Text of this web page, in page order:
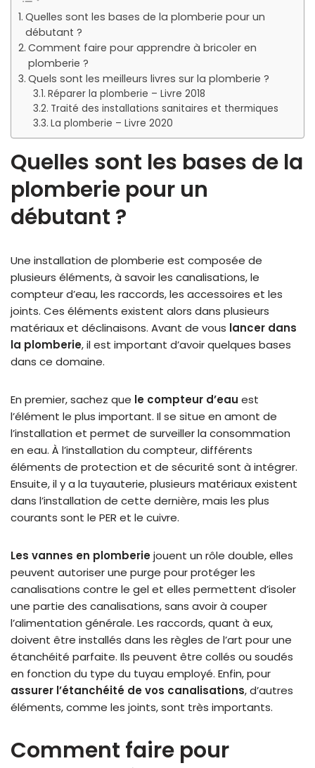
Quelles sont les bases de la plomberie pour un
débutant ?
Comment faire pour apprendre à bricoler en
plomberie ?
Quels sont les meilleurs livres sur la plomberie ?
Réparer la plomberie – Livre 2018
Traité des installations sanitaires et thermiques
La plomberie – Livre 2020
Quelles sont les bases de la
plomberie pour un
débutant ?
Une installation de plomberie est composée de
plusieurs éléments, à savoir les canalisations, le
compteur d’eau, les raccords, les accessoires et les
joints. Ces éléments existent alors dans plusieurs
matériaux et déclinaisons. Avant de vous lancer dans
la plomberie, il est important d’avoir quelques bases
dans ce domaine.
En premier, sachez que le compteur d’eau est
l’élément le plus important. Il se situe en amont de
l’installation et permet de surveiller la consommation
en eau. À l’installation du compteur, différents
éléments de protection et de sécurité sont à intégrer.
Ensuite, il y a la tuyauterie, plusieurs matériaux existent
dans l’installation de cette dernière, mais les plus
courants sont le PER et le cuivre.
Les vannes en plomberiejouent un rôle double, elles
peuvent autoriser une purge pour protéger les
canalisations contre le gel et elles permettent d’isoler
une partie des canalisations, sans avoir à couper
l’alimentation générale. Les raccords, quant à eux,
doivent être installés dans les règles de l’art pour une
étanchéité parfaite. Ils peuvent être collés ou soudés
en fonction du type du tuyau employé. Enfin, pour
assurer l’étanchéité de vos canalisations, d’autres
éléments, comme les joints, sont très importants.
Comment faire pour